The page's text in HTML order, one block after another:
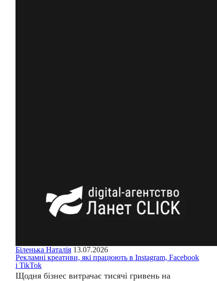
Біленька Наталія 13.07.2026
Рекламні креативи, які працюють в Instagram, Facebook
і TikTok
Щодня бізнес витрачає тисячі гривень на